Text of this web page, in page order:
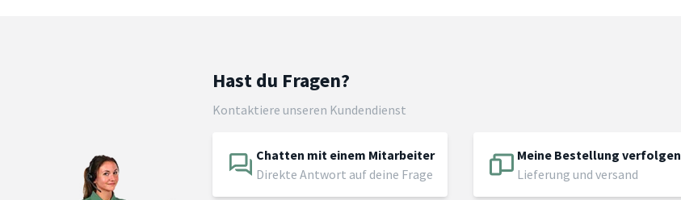
Hast du Fragen?
Kontaktiere unseren Kundendienst
Chatten mit einem Mitarbeiter
Direkte Antwort auf deine Frage
Meine Bestellung verfolgen
Lieferung und versand